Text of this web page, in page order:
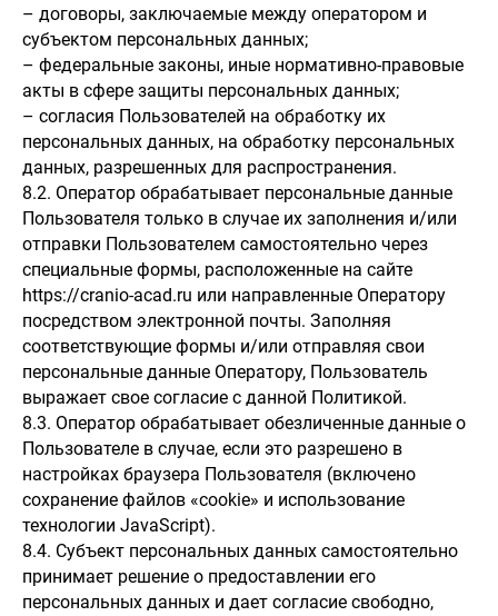
– договоры, заключаемые между оператором и
субъектом персональных данных;
– федеральные законы, иные нормативно-правовые
акты в сфере защиты персональных данных;
– согласия Пользователей на обработку их
персональных данных, на обработку персональных
данных, разрешенных для распространения.
8.2. Оператор обрабатывает персональные данные
Пользователя только в случае их заполнения и/или
отправки Пользователем самостоятельно через
специальные формы, расположенные на сайте
https://cranio-acad.ru или направленные Оператору
посредством электронной почты. Заполняя
соответствующие формы и/или отправляя свои
персональные данные Оператору, Пользователь
выражает свое согласие с данной Политикой.
8.3. Оператор обрабатывает обезличенные данные о
Пользователе в случае, если это разрешено в
настройках браузера Пользователя (включено
сохранение файлов «cookie» и использование
технологии JavaScript).
8.4. Субъект персональных данных самостоятельно
принимает решение о предоставлении его
персональных данных и дает согласие свободно,